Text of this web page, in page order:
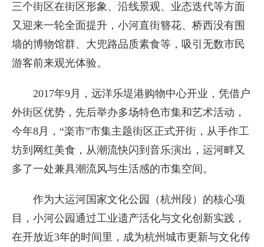
三个街区在街区形象、沿线景观、业态迭代等方面
又迎来一轮全面提升，小河直街簪花、桥西没有围
墙的博物馆群、大兜路品质素食等，吸引无数市民
游客前来观光体验。
2017年9月，远洋乐堤港购物中心开业，凭借户
外街区优势，先后举办多场特色市集和艺术活动，
今年8月，“楽市”市集主题街区正式开街，从手作工
坊到网红美食，从潮流快闪到音乐演出，运河畔又
多了一处兼具潮流风与生活感的市集空间。
作为大运河国家文化公园（杭州段）的核心项
目，小河公园通过工业遗产活化与文化创新实践，
在开放近3年的时间里，成为杭州城市更新与文化传